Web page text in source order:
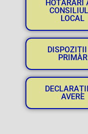
HOTĂRĂRI
LOCAL
DISPOZIȚII
PRIMAR
AVERE